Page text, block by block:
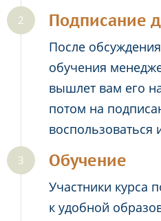
Подписание
После
обучения
вышлет вам его
потом на
Обучение
Участники курса
к удобной